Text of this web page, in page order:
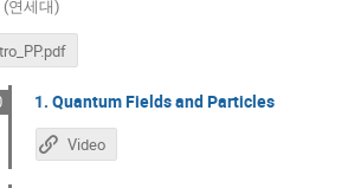
연세대)
1. Quantum Fields and Particles
Video